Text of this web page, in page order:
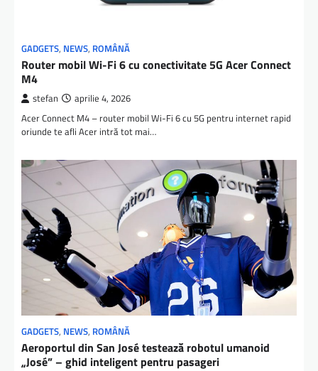
GADGETS, NEWS, ROMÂNĂ
Router mobil Wi-Fi 6 cu conectivitate 5G Acer Connect
M4
stefan aprilie 4, 2026
Acer Connect M4 – router mobil Wi-Fi 6 cu 5G pentru internet rapid
oriunde te afli Acer intră tot mai…
GADGETS, NEWS, ROMÂNĂ
Aeroportul din San José testează robotul umanoid
„José” – ghid inteligent pentru pasageri